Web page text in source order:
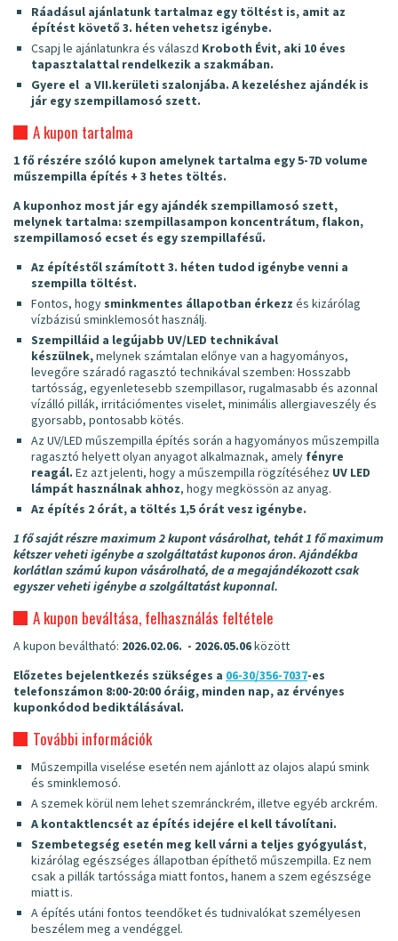
Ráadásul ajánlatunk tartalmaz egy töltést is, amit az
építést követő 3. héten vehetsz igénybe.
Csapj le ajánlatunkra és válaszd Kroboth Évit, aki 10 éves
tapasztalattal rendelkezik a szakmában.
Gyere el a VII.kerületi szalonjába. A kezeléshez ajándék is
jár egy szempillamosó szett.
A kupon tartalma
1 fő részére szóló kupon amelynek tartalma egy 5-7D volume
műszempilla építés + 3 hetes töltés.
A kuponhoz most jár egy ajándék szempillamosó szett,
melynek tartalma: szempillasampon koncentrátum, flakon,
szempillamosó ecset és egy szempillafésű.
Az építéstől számított 3. héten tudod igénybe venni a
szempilla töltést.
Fontos, hogy sminkmentes állapotban érkezz és kizárólag
vízbázisú sminklemosót használj.
Szempilláid a legújabb UV/LED technikával
készülnek,melynek számtalan előnye van a hagyományos,
levegőre száradó ragasztó technikával szemben: Hosszabb
tartósság, egyenletesebb szempillasor, rugalmasabb és azonnal
vízálló pillák, irritációmentes viselet, minimális allergiaveszély és
gyorsabb, pontosabb kötés.
Az UV/LED műszempilla építés során a hagyományos műszempilla
ragasztó helyett olyan anyagot alkalmaznak, amely fényre
reagál. Ez azt jelenti, hogy a műszempilla rögzítéséhez UV LED
lámpát használnak ahhoz, hogy megkössön az anyag.
Az építés 2 órát, a töltés 1,5 órát vesz igénybe.
1 fő saját részre maximum 2 kupont vásárolhat, tehát 1 fő maximum
kétszer veheti igénybe a szolgáltatást kuponos áron. Ajándékba
korlátlan számú kupon vásárolható, de a megajándékozott csak
egyszer veheti igénybe a szolgáltatást kuponnal.
A kupon beváltása, felhasználás feltétele
A kupon beváltható: 2026.02.06. - 2026.05.06között
Előzetes bejelentkezés szükséges a 06-30/356-7037-es
telefonszámon 8:00-20:00 óráig, minden nap, az érvényes
kuponkódod bediktálásával.
További információk
Műszempilla viselése esetén nem ajánlott az olajos alapú smink
és sminklemosó.
A szemek körül nem lehet szemránckrém, illetve egyéb arckrém.
A kontaktlencsét az építés idejére el kell távolítani.
Szembetegség esetén meg kell várni a teljes gyógyulást,
kizárólag egészséges állapotban építhető műszempilla. Ez nem
csak a pillák tartóssága miatt fontos, hanem a szem egészsége
miatt is.
A építés utáni fontos teendőket és tudnivalókat személyesen
beszélem meg a vendéggel.